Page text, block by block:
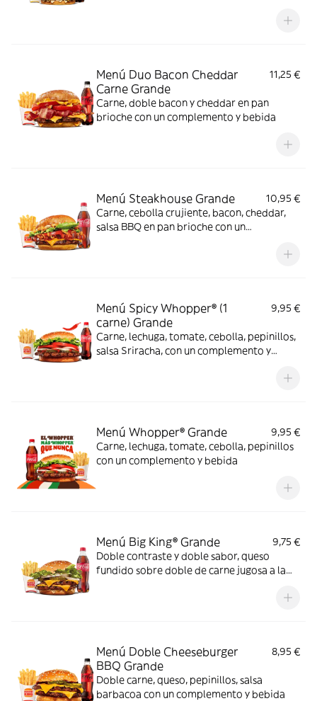
Menú Duo Bacon Cheddar
Carne Grande
11,25 €
Carne, doble bacon y cheddar en pan
brioche con un complemento y bebida
Menú Steakhouse Grande
10,95 €
Carne, cebolla crujiente, bacon, cheddar,
salsa BBQ en pan brioche con un
Menú Spicy Whopper® (1
carne) Grande
9,95 €
Carne, lechuga, tomate, cebolla, pepinillos,
salsa Sriracha, con un complemento y
Menú Whopper® Grande
9,95 €
Carne, lechuga, tomate, cebolla, pepinillos
con un complemento y bebida
Menú Big King® Grande
9,75 €
Doble contraste y doble sabor, queso
fundido sobre doble de carne jugosa a la
bañados en exquisita salsa Big King entre
Menú Doble Cheeseburger
BBQ Grande
8,95 €
Doble carne, queso, pepinillos, salsa
barbacoa con un complemento y bebida